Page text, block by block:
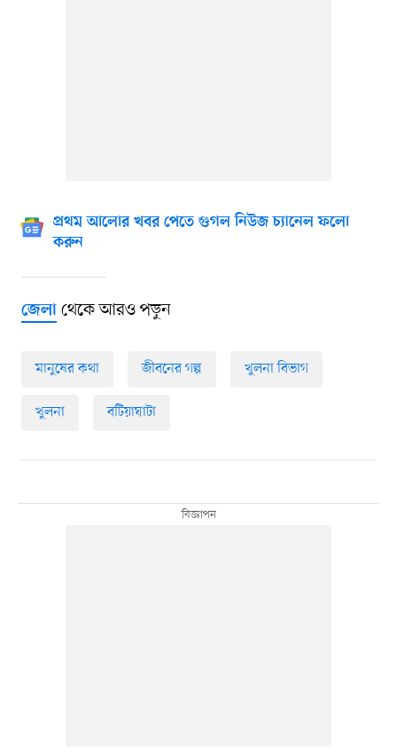
প্রথম আলোর খবর পেতে গুগল নিউজ চ্যানেল ফলো
করুন
জেলাথেকে আরও পড়ুন
মানুষের কথা জীবনের গল্প খুলনা বিভাগ
খুলনা বটিয়াঘাটা